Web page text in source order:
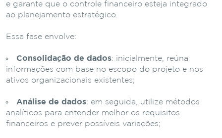
e garante que o controle financeiro esteja integrado
ao planejamento estratégico.
Essa fase envolve:
Consolidação de dados: inicialmente, reúna
informações com base no escopo do projeto e nos
ativos organizacionais existentes;
Análise de dados: em seguida, utilize métodos
analíticos para entender melhor os requisitos
financeiros e prever possíveis variações;